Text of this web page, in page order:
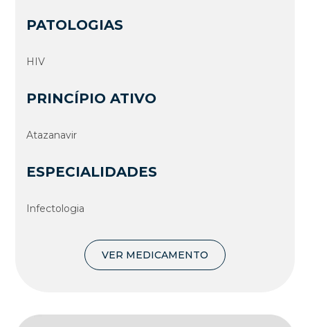
PATOLOGIAS
HIV
PRINCÍPIO ATIVO
Atazanavir
ESPECIALIDADES
Infectologia
VER MEDICAMENTO